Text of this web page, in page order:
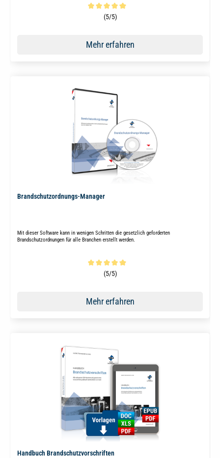
Durchschnittliche Bewertung von 5 von 5 Sternen
(5/5)
Mehr erfahren
Brandschutzordnungs-Manager
Mit dieser Software kann in wenigen Schritten die gesetzlich geforderten
Brandschutzordnungen für alle Branchen erstellt werden.
Durchschnittliche Bewertung von 5 von 5 Sternen
(5/5)
Mehr erfahren
Handbuch Brandschutzvorschriften